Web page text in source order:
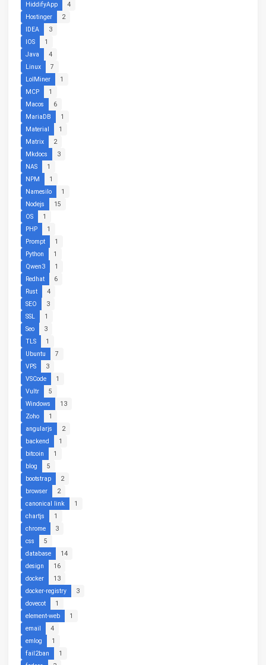
HiddifyApp
4
Hostinger
2
IDEA
3
IOS
1
Java
4
Linux
7
LolMiner
1
MCP
1
Macos
6
MariaDB
1
Material
1
Matrix
2
Mkdocs
3
NAS
1
NPM
1
Namesilo
1
Nodejs
15
OS
1
PHP
1
Prompt
1
Python
1
Qwen3
1
Redhat
6
Rust
4
SEO
3
SSL
1
Seo
3
TLS
1
Ubuntu
7
VPS
3
VSCode
1
Vultr
5
Windows
13
Zoho
1
angularjs
2
backend
1
bitcoin
1
blog
5
bootstrap
2
browser
2
canonical link
1
chartjs
1
chrome
3
css
5
database
14
design
16
docker
13
docker-registry
3
dovecot
1
element-web
1
email
4
emlog
1
fail2ban
1